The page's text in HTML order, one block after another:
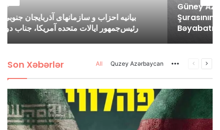
Güney Azərbaycan Təşkilatları Əməkdaşlıq
Şurasının Yaranan Savaş Şərayiti İlə Bağlı
Bəyabatı
Son Xəbərlər All Quzey Azərbaycan More Previous